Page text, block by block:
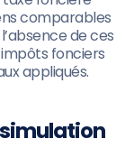
comparables
de ces
fonciers
appliqués.